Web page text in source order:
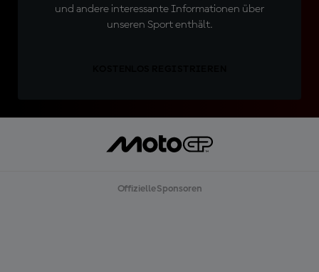
und andere interessante Informationen über
unseren Sport enthält.
Offizielle Sponsoren